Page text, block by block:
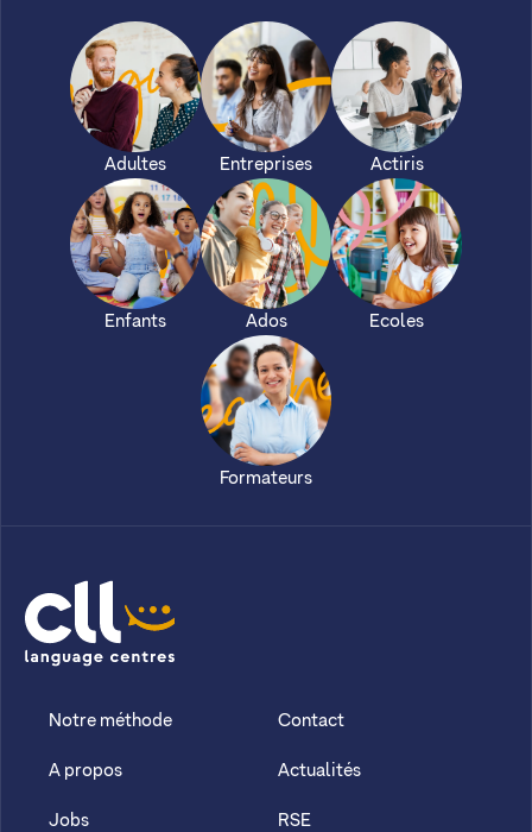
Adultes Entreprises Actiris
Enfants Ados Ecoles
Formateurs
CLL
Notre méthode
A propos
Jobs
Contact
Actualités
RSE